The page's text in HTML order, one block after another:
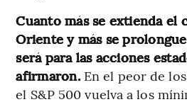
Cuanto más se extienda
Oriente y más se
será para las acciones
afirmaron. En el peor de
el S&P 500 vuelva a los